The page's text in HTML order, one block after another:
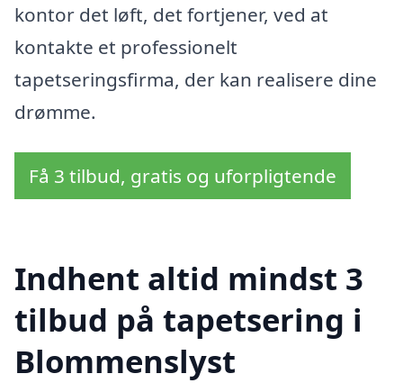
kontor det løft, det fortjener, ved at
kontakte et professionelt
tapetseringsfirma, der kan realisere dine
drømme.
Få 3 tilbud, gratis og uforpligtende
Indhent altid mindst 3
tilbud på tapetsering i
Blommenslyst